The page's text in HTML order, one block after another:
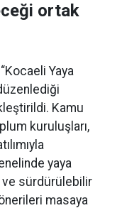
ortak
Yaya
Kamu
kuruluşları,
yaya
ve sürdürülebilir
masaya